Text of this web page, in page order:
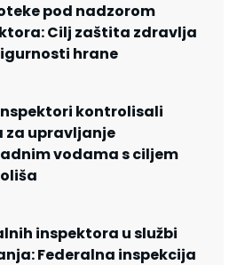
pod nadzorom
Cilj zaštita zdravlja
hrane
kontrolisali
za upravljanje
vodama s ciljem
inspektora u službi
Federalna inspekcija